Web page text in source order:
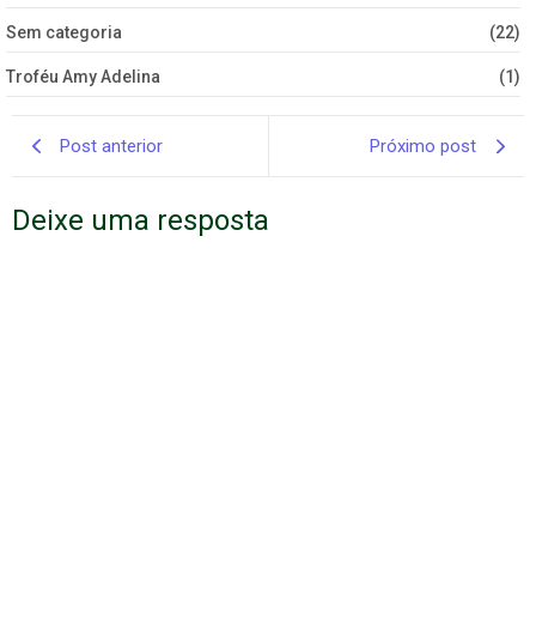
Sem categoria (22)
Troféu Amy Adelina (1)
Post anterior Próximo post
Deixe uma resposta